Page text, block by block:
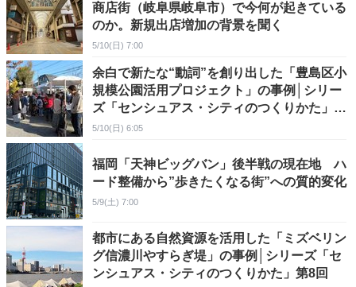
商店街（岐阜県岐阜市）で今何が起きている
のか。新規出店増加の背景を聞く
5/10(日) 7:00
余白で新たな“動詞”を創り出した「豊島区小
規模公園活用プロジェクト」の事例│シリー
ズ「センシュアス・シティのつくりかた」第
9回
5/10(日) 6:05
福岡「天神ビッグバン」後半戦の現在地 ハ
ード整備から”歩きたくなる街”への質的変化
5/9(土) 7:00
都市にある自然資源を活用した「ミズベリン
グ信濃川やすらぎ堤」の事例│シリーズ「セ
ンシュアス・シティのつくりかた」第8回